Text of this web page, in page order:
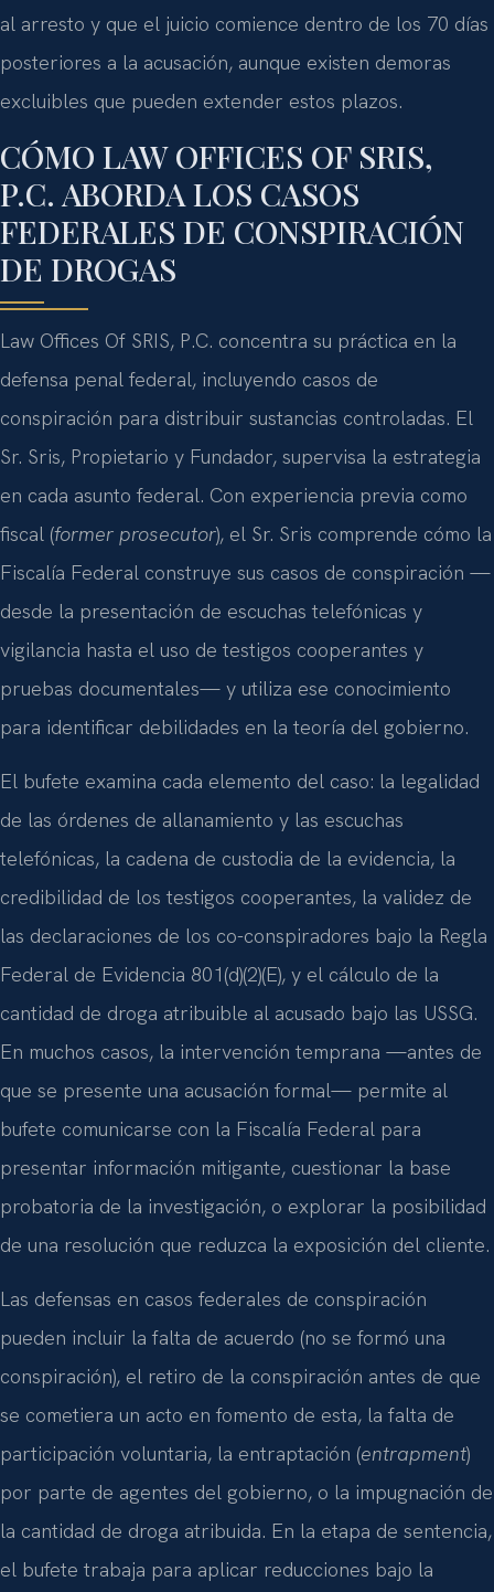
al arresto y que el juicio comience dentro de los 70 días
posteriores a la acusación, aunque existen demoras
excluibles que pueden extender estos plazos.
CÓMO LAW OFFICES OF SRIS,
P.C. ABORDA LOS CASOS
FEDERALES DE CONSPIRACIÓN
DE DROGAS
Law Offices Of SRIS, P.C. concentra su práctica en la
defensa penal federal, incluyendo casos de
conspiración para distribuir sustancias controladas. El
Sr. Sris, Propietario y Fundador, supervisa la estrategia
en cada asunto federal. Con experiencia previa como
fiscal (former prosecutor), el Sr. Sris comprende cómo la
Fiscalía Federal construye sus casos de conspiración —
desde la presentación de escuchas telefónicas y
vigilancia hasta el uso de testigos cooperantes y
pruebas documentales— y utiliza ese conocimiento
para identificar debilidades en la teoría del gobierno.
El bufete examina cada elemento del caso: la legalidad
de las órdenes de allanamiento y las escuchas
telefónicas, la cadena de custodia de la evidencia, la
credibilidad de los testigos cooperantes, la validez de
las declaraciones de los co-conspiradores bajo la Regla
Federal de Evidencia 801(d)(2)(E), y el cálculo de la
cantidad de droga atribuible al acusado bajo las USSG.
En muchos casos, la intervención temprana —antes de
que se presente una acusación formal— permite al
bufete comunicarse con la Fiscalía Federal para
presentar información mitigante, cuestionar la base
probatoria de la investigación, o explorar la posibilidad
de una resolución que reduzca la exposición del cliente.
Las defensas en casos federales de conspiración
pueden incluir la falta de acuerdo (no se formó una
conspiración), el retiro de la conspiración antes de que
se cometiera un acto en fomento de esta, la falta de
participación voluntaria, la entraptación (entrapment)
por parte de agentes del gobierno, o la impugnación de
la cantidad de droga atribuida. En la etapa de sentencia,
el bufete trabaja para aplicar reducciones bajo la